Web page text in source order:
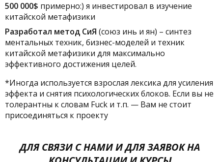
500 000$ примерно:) я инвестировал в изучение
китайской метафизики
Разработал метод СиЯ (союз инь и ян) – синтез
ментальных техник, бизнес-моделей и техник
китайской метафизики для максимально
эффективного достижения целей.
*Иногда используется взрослая лексика для усиления
эффекта и снятия психологических блоков. Если вы не
толерантны к словам Fuck и т.п. — Вам не стоит
присоединяться к проекту
ДЛЯ СВЯЗИ С НАМИ И ДЛЯ ЗАЯВОК НА